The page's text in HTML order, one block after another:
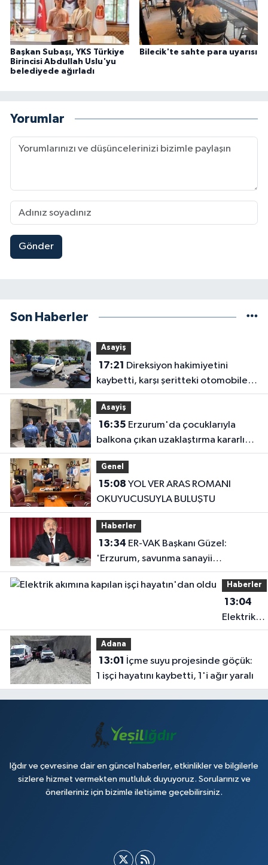
Başkan Subaşı, YKS Türkiye
Birincisi Abdullah Uslu'yu
belediyede ağırladı
Bilecik'te sahte para uyarısı
Yorumlar
Gönder
Son Haberler
Asayiş
17:21
kaybetti, karşı şeritteki otomobile
çarptı
Asayiş
16:35
balkona çıkan uzaklaştırma kararlı
koca ikna edildi
Genel
15:08
OKUYUCUSUYLA BULUŞTU
Haberler
13:34
'Erzurum, savunma sanayii
ekosistemine daha güçlü şekilde
dâhil edilmeli'
Haberler
13:04
Elektrik
akımına
oldu
Adana
13:01
1 işçi hayatını kaybetti, 1'i ağır yaralı
Iğdır ve çevresine dair en güncel haberler, etkinlikler ve bilgilerle
sizlere hizmet vermekten mutluluk duyuyoruz. Sorularınız ve
önerileriniz için bizimle iletişime geçebilirsiniz.